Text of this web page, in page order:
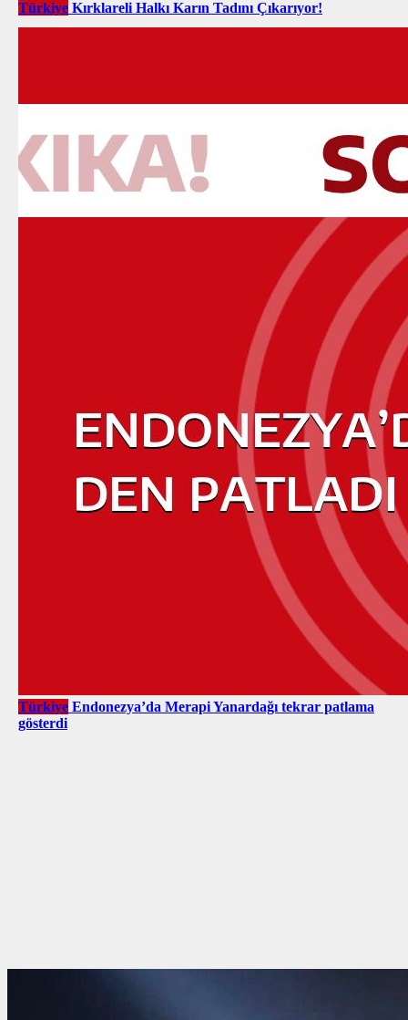
Türkiye Kırklareli Halkı Karın Tadını Çıkarıyor!
Türkiye Endonezya’da Merapi Yanardağı tekrar patlama
gösterdi